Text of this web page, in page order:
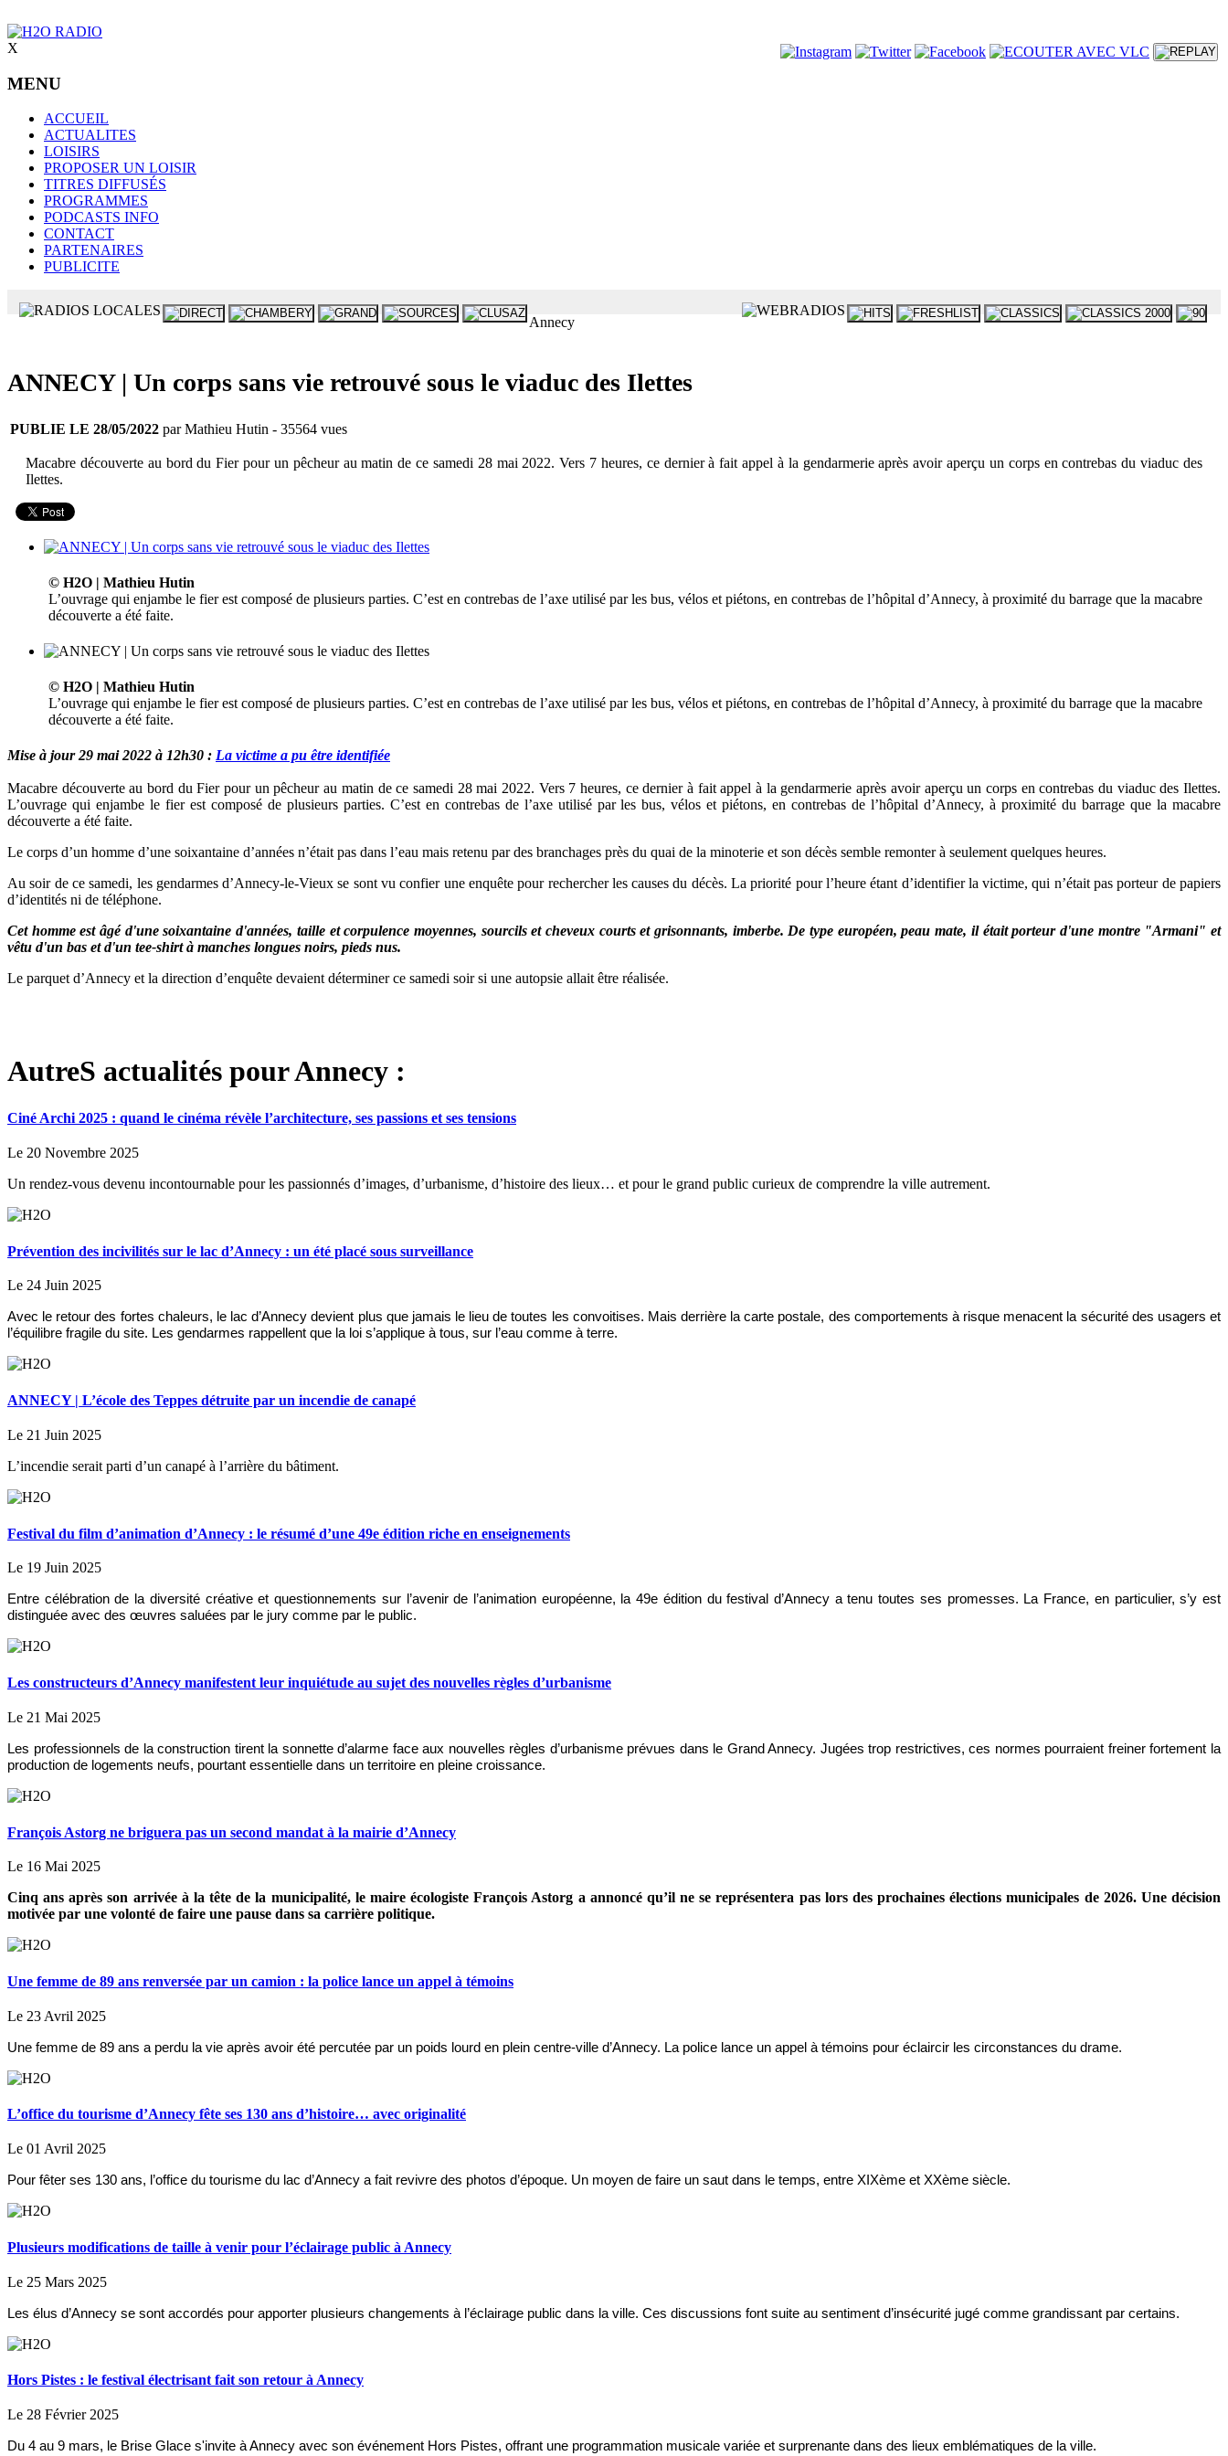
X
MENU
ACCUEIL
ACTUALITES
LOISIRS
PROPOSER UN LOISIR
TITRES DIFFUSÉS
PROGRAMMES
PODCASTS INFO
CONTACT
PARTENAIRES
PUBLICITE
Annecy
ANNECY | Un corps sans vie retrouvé sous le viaduc des Ilettes
PUBLIE LE 28/05/2022 par Mathieu Hutin - 35564 vues
Macabre découverte au bord du Fier pour un pêcheur au matin de ce samedi 28 mai 2022. Vers 7 heures, ce dernier à fait appel à la gendarmerie après avoir aperçu un corps en contrebas du viaduc des
Ilettes.
© H2O | Mathieu Hutin
L’ouvrage qui enjambe le fier est composé de plusieurs parties. C’est en contrebas de l’axe utilisé par les bus, vélos et piétons, en contrebas de l’hôpital d’Annecy, à proximité du barrage que la macabre
découverte a été faite.
© H2O | Mathieu Hutin
L’ouvrage qui enjambe le fier est composé de plusieurs parties. C’est en contrebas de l’axe utilisé par les bus, vélos et piétons, en contrebas de l’hôpital d’Annecy, à proximité du barrage que la macabre
découverte a été faite.
Mise à jour 29 mai 2022 à 12h30 : La victime a pu être identifiée
Macabre découverte au bord du Fier pour un pêcheur au matin de ce samedi 28 mai 2022. Vers 7 heures, ce dernier à fait appel à la gendarmerie après avoir aperçu un corps en contrebas du viaduc des Ilettes.
L’ouvrage qui enjambe le fier est composé de plusieurs parties. C’est en contrebas de l’axe utilisé par les bus, vélos et piétons, en contrebas de l’hôpital d’Annecy, à proximité du barrage que la macabre
découverte a été faite.
Le corps d’un homme d’une soixantaine d’années n’était pas dans l’eau mais retenu par des branchages près du quai de la minoterie et son décès semble remonter à seulement quelques heures.
Au soir de ce samedi, les gendarmes d’Annecy-le-Vieux se sont vu confier une enquête pour rechercher les causes du décès. La priorité pour l’heure étant d’identifier la victime, qui n’était pas porteur de papiers
d’identités ni de téléphone.
Cet homme est âgé d'une soixantaine d'années, taille et corpulence moyennes, sourcils et cheveux courts et grisonnants, imberbe. De type européen, peau mate, il était porteur d'une montre "Armani" et
vêtu d'un bas et d'un tee-shirt à manches longues noirs, pieds nus.
Le parquet d’Annecy et la direction d’enquête devaient déterminer ce samedi soir si une autopsie allait être réalisée.
AutreS actualités pour Annecy :
Ciné Archi 2025 : quand le cinéma révèle l’architecture, ses passions et ses tensions
Le 20 Novembre 2025
Un rendez-vous devenu incontournable pour les passionnés d’images, d’urbanisme, d’histoire des lieux… et pour le grand public curieux de comprendre la ville autrement.
Prévention des incivilités sur le lac d’Annecy : un été placé sous surveillance
Le 24 Juin 2025
Avec le retour des fortes chaleurs, le lac d’Annecy devient plus que jamais le lieu de toutes les convoitises. Mais derrière la carte postale, des comportements à risque menacent la sécurité des usagers et
l’équilibre fragile du site. Les gendarmes rappellent que la loi s’applique à tous, sur l’eau comme à terre.
ANNECY | L’école des Teppes détruite par un incendie de canapé
Le 21 Juin 2025
L’incendie serait parti d’un canapé à l’arrière du bâtiment.
Festival du film d’animation d’Annecy : le résumé d’une 49e édition riche en enseignements
Le 19 Juin 2025
Entre célébration de la diversité créative et questionnements sur l’avenir de l’animation européenne, la 49e édition du festival d’Annecy a tenu toutes ses promesses. La France, en particulier, s’y est
distinguée avec des œuvres saluées par le jury comme par le public.
Les constructeurs d’Annecy manifestent leur inquiétude au sujet des nouvelles règles d’urbanisme
Le 21 Mai 2025
Les professionnels de la construction tirent la sonnette d’alarme face aux nouvelles règles d’urbanisme prévues dans le Grand Annecy. Jugées trop restrictives, ces normes pourraient freiner fortement la
production de logements neufs, pourtant essentielle dans un territoire en pleine croissance.
François Astorg ne briguera pas un second mandat à la mairie d’Annecy
Le 16 Mai 2025
Cinq ans après son arrivée à la tête de la municipalité, le maire écologiste François Astorg a annoncé qu’il ne se représentera pas lors des prochaines élections municipales de 2026. Une décision
motivée par une volonté de faire une pause dans sa carrière politique.
Une femme de 89 ans renversée par un camion : la police lance un appel à témoins
Le 23 Avril 2025
Une femme de 89 ans a perdu la vie après avoir été percutée par un poids lourd en plein centre-ville d’Annecy. La police lance un appel à témoins pour éclaircir les circonstances du drame.
L’office du tourisme d’Annecy fête ses 130 ans d’histoire… avec originalité
Le 01 Avril 2025
Pour fêter ses 130 ans, l’office du tourisme du lac d’Annecy a fait revivre des photos d’époque. Un moyen de faire un saut dans le temps, entre XIXème et XXème siècle.
Plusieurs modifications de taille à venir pour l’éclairage public à Annecy
Le 25 Mars 2025
Les élus d’Annecy se sont accordés pour apporter plusieurs changements à l’éclairage public dans la ville. Ces discussions font suite au sentiment d’insécurité jugé comme grandissant par certains.
Hors Pistes : le festival électrisant fait son retour à Annecy
Le 28 Février 2025
Du 4 au 9 mars, le Brise Glace s'invite à Annecy avec son événement Hors Pistes, offrant une programmation musicale variée et surprenante dans des lieux emblématiques de la ville.